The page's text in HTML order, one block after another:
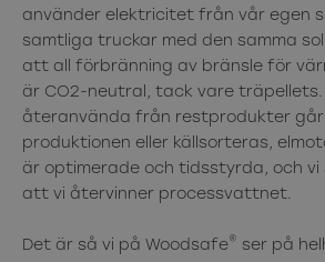
använder elektricitet från vår egen
samtliga truckar med den samma
att all förbränning av bränsle för
är CO2-neutral, tack vare träpellets.
återanvända från restprodukter
produktionen eller källsorteras,
är optimerade och tidsstyrda, och vi
att vi återvinner processvattnet.
Det är så vi på Woodsafe® ser på